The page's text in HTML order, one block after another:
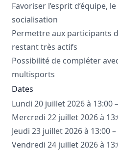
Favoriser l’esprit d’équipe,
socialisation
Permettre aux participants
restant très actifs
Possibilité de compléter
multisports
Dates
Lundi 20 juillet 2026 à 13:00
Mercredi 22 juillet 2026 à
Jeudi 23 juillet 2026 à 13:00
Vendredi 24 juillet 2026 à